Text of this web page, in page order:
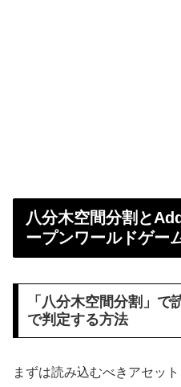
八分木空間分割と
ープンワールドゲー
「八分木空間分割」
で判定する方法
まずは読み込むべきアセッ